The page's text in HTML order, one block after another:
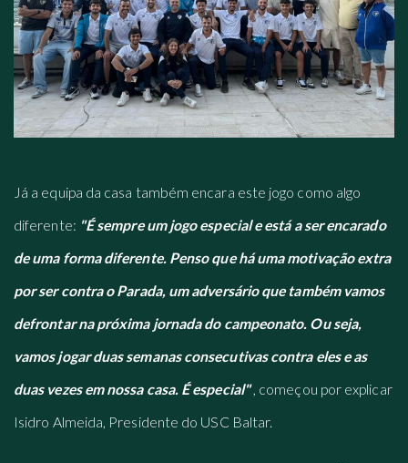
Já a equipa da casa também encara este jogo como algo
diferente: "É sempre um jogo especial e está a ser encarado
de uma forma diferente. Penso que há uma motivação extra
por ser contra o Parada, um adversário que também vamos
defrontar na próxima jornada do campeonato. Ou seja,
vamos jogar duas semanas consecutivas contra eles e as
duas vezes em nossa casa. É especial", começou por explicar
Isidro Almeida, Presidente do USC Baltar.